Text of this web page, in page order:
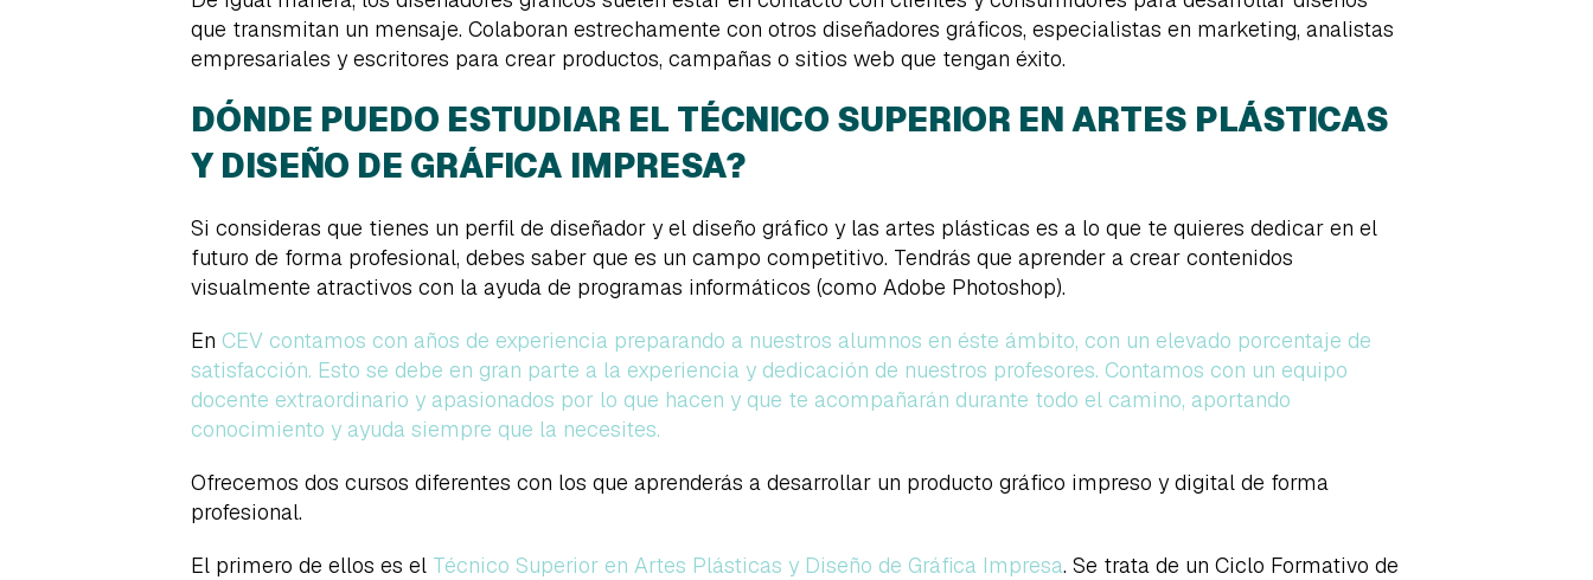
que transmitan un mensaje. Colaboran estrechamente con otros diseñadores gráficos, especialistas en marketing, analistas
empresariales y escritores para crear productos, campañas o sitios web que tengan éxito.
DÓNDE PUEDO ESTUDIAR EL TÉCNICO SUPERIOR EN ARTES PLÁSTICAS
Y DISEÑO DE GRÁFICA IMPRESA?
Si consideras que tienes un perfil de diseñador y el diseño gráfico y las artes plásticas es a lo que te quieres dedicar en el
futuro de forma profesional, debes saber que es un campo competitivo. Tendrás que aprender a crear contenidos
visualmente atractivos con la ayuda de programas informáticos (como Adobe Photoshop).
En CEV contamos con años de experiencia preparando a nuestros alumnos en éste ámbito, con un elevado porcentaje de
satisfacción. Esto se debe en gran parte a la experiencia y dedicación de nuestros profesores. Contamos con un equipo
docente extraordinario y apasionados por lo que hacen y que te acompañarán durante todo el camino, aportando
conocimiento y ayuda siempre que la necesites.
Ofrecemos dos cursos diferentes con los que aprenderás a desarrollar un producto gráfico impreso y digital de forma
profesional.
El primero de ellos es el Técnico Superior en Artes Plásticas y Diseño de Gráfica Impresa. Se trata de un Ciclo Formativo de